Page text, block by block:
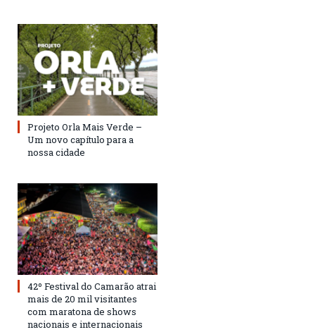
Projeto Orla Mais Verde –
Um novo capítulo para a
nossa cidade
42º Festival do Camarão atrai
mais de 20 mil visitantes
com maratona de shows
nacionais e internacionais